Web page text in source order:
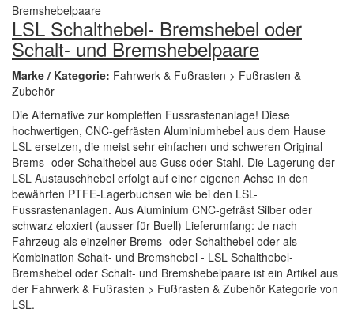
LSL Schalthebel- Bremshebel oder
Schalt- und Bremshebelpaare
Marke / Kategorie: Fahrwerk & Fußrasten > Fußrasten &
Zubehör
Die Alternative zur kompletten Fussrastenanlage! Diese
hochwertigen, CNC-gefrästen Aluminiumhebel aus dem Hause
LSL ersetzen, die meist sehr einfachen und schweren Original
Brems- oder Schalthebel aus Guss oder Stahl. Die Lagerung der
LSL Austauschhebel erfolgt auf einer eigenen Achse in den
bewährten PTFE-Lagerbuchsen wie bei den LSL-
Fussrastenanlagen. Aus Aluminium CNC-gefräst Silber oder
schwarz eloxiert (ausser für Buell) Lieferumfang: Je nach
Fahrzeug als einzelner Brems- oder Schalthebel oder als
Kombination Schalt- und Bremshebel - LSL Schalthebel-
Bremshebel oder Schalt- und Bremshebelpaare ist ein Artikel aus
der Fahrwerk & Fußrasten > Fußrasten & Zubehör Kategorie von
LSL.